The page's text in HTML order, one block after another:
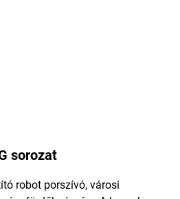
sorozat
robot porszívó, városi